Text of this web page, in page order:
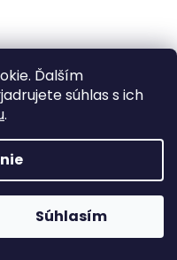
Ďalším
súhlas s ich
.
Súhlasím
Príčiny,
zdravotné
plemenami,
a často dokážu